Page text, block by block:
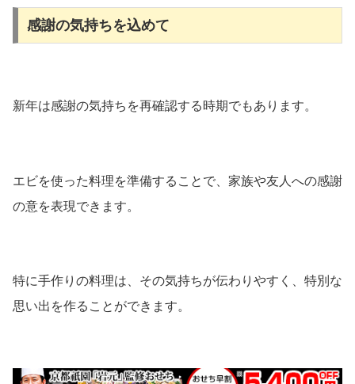
感謝の気持ちを込めて
新年は感謝の気持ちを再確認する時期でもあります。
エビを使った料理を準備することで、家族や友人への感謝
の意を表現できます。
特に手作りの料理は、その気持ちが伝わりやすく、特別な
思い出を作ることができます。